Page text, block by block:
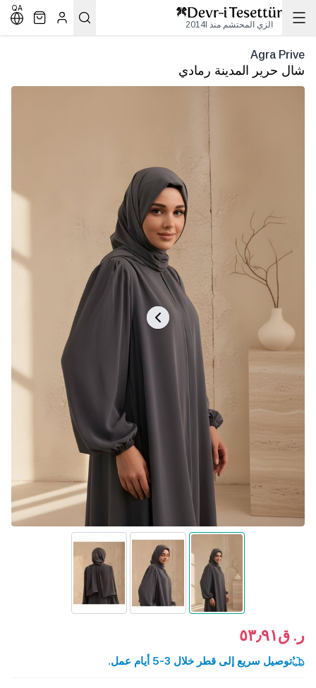
الزي المحتشم منذ 2014l
QA
Agra Prive
شال حرير المدينة رمادي
ر. ق٥٣٫٩١
توصيل سريع إلى قطر خلال 3-5 أيام عمل.